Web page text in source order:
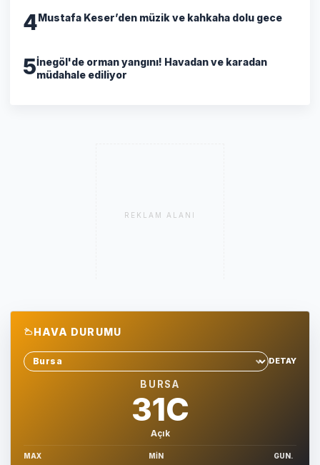
4Mustafa Keser’den müzik ve kahkaha dolu gece
5İnegöl'de orman yangını! Havadan ve karadan
müdahale ediliyor
REKLAM ALANI
HAVA DURUMU
Sehir sec
DETAY
BURSA
31C
Açık
MAX MIN GUN.